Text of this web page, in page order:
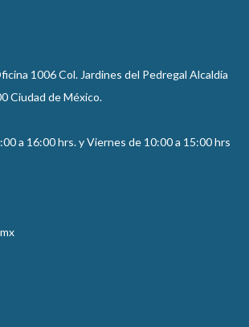
1006 Col. Jardines del Pedregal Alcaldía
Ciudad de México.
a 16:00 hrs. y Viernes de 10:00 a 15:00 hrs